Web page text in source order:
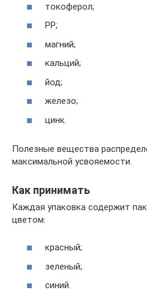
токоферол;
РР;
магний;
кальций;
йод;
железо;
цинк.
Полезные вещества
максимальной усвояемости.
Как принимать
Каждая упаковка содержит
цветом:
красный;
зеленый;
синий.